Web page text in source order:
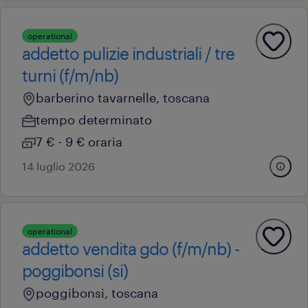
operational
addetto pulizie industriali / tre
turni (f/m/nb)
barberino tavarnelle, toscana
tempo determinato
7 € - 9 € oraria
14 luglio 2026
operational
addetto vendita gdo (f/m/nb) -
poggibonsi (si)
poggibonsi, toscana